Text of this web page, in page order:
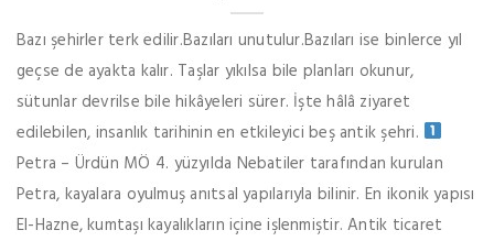
Bazı şehirler terk edilir.Bazıları unutulur.Bazıları ise binlerce yıl
geçse de ayakta kalır. Taşlar yıkılsa bile planları okunur,
sütunlar devrilse bile hikâyeleri sürer. İşte hâlâ ziyaret
edilebilen, insanlık tarihinin en etkileyici beş antik şehri.
Petra – Ürdün MÖ 4. yüzyılda Nebatiler tarafından kurulan
Petra, kayalara oyulmuş anıtsal yapılarıyla bilinir. En ikonik yapısı
El-Hazne, kumtaşı kayalıkların içine işlenmiştir. Antik ticaret